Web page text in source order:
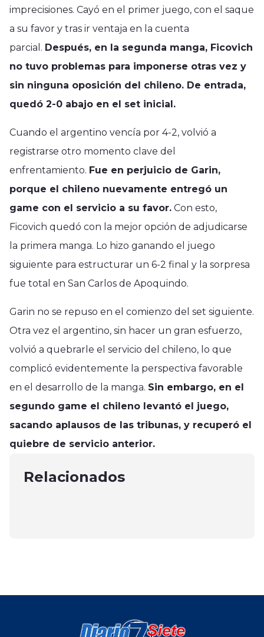
imprecisiones. Cayó en el primer juego, con el saque
a su favor y tras ir ventaja en la cuenta
parcial. Después, en la segunda manga, Ficovich
no tuvo problemas para imponerse otras vez y
sin ninguna oposición del chileno. De entrada,
quedó 2-0 abajo en el set inicial.
Cuando el argentino vencía por 4-2, volvió a
registrarse otro momento clave del
enfrentamiento. Fue en perjuicio de Garin,
porque el chileno nuevamente entregó un
game con el servicio a su favor. Con esto,
Ficovich quedó con la mejor opción de adjudicarse
la primera manga. Lo hizo ganando el juego
siguiente para estructurar un 6-2 final y la sorpresa
fue total en San Carlos de Apoquindo.
Garin no se repuso en el comienzo del set siguiente.
Otra vez el argentino, sin hacer un gran esfuerzo,
volvió a quebrarle el servicio del chileno, lo que
complicó evidentemente la perspectiva favorable
en el desarrollo de la manga. Sin embargo, en el
segundo game el chileno levantó el juego,
sacando aplausos de las tribunas, y recuperó el
quiebre de servicio anterior.
Relacionados
Deportes
Curicó Unido dio la sorpresas y le
julio 13, 2025
Deportes
Español no pudo con un regular
casa
Fiscalía pide 18 años de cárcel para